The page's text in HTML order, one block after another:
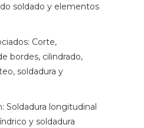
soldado y elementos
Corte,
bordes, cilindrado,
soldadura y
Soldadura longitudinal
y soldadura